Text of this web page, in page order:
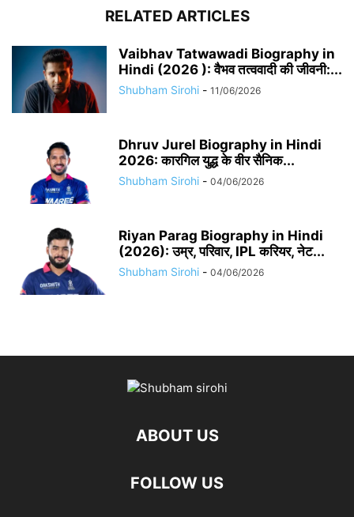
RELATED ARTICLES
Vaibhav Tatwawadi Biography in
Hindi (2026 ): वैभव तत्ववादी की जीवनी:...
Shubham Sirohi - 11/06/2026
Dhruv Jurel Biography in Hindi
2026: कारगिल युद्ध के वीर सैनिक...
Shubham Sirohi - 04/06/2026
Riyan Parag Biography in Hindi
(2026): उम्र, परिवार, IPL करियर, नेट...
Shubham Sirohi - 04/06/2026
ABOUT US
FOLLOW US